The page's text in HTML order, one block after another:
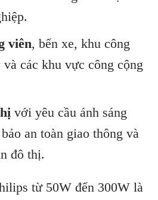
Skip
to
viên, bến xe, khu công
các khu vực công cộng
với yêu cầu ánh sáng
an toàn giao thông và
đô thị.
từ 50W đến 300W là